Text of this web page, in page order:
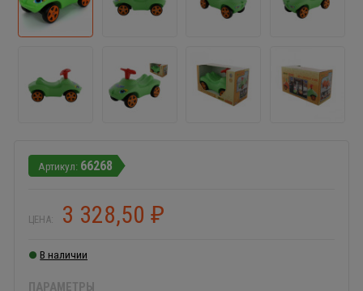
66268
ЦЕНА: 3 328,50 ₽
В наличии
ПАРАМЕТРЫ